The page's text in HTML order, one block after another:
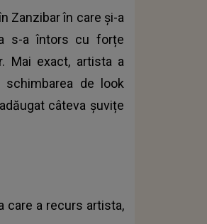
Zanzibar în care și-a
s-a întors cu forțe
Mai exact, artista a
de look
câteva șuvițe
care a recurs artista,